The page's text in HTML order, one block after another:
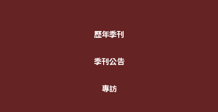
歷年季刊
季刊公告
專訪